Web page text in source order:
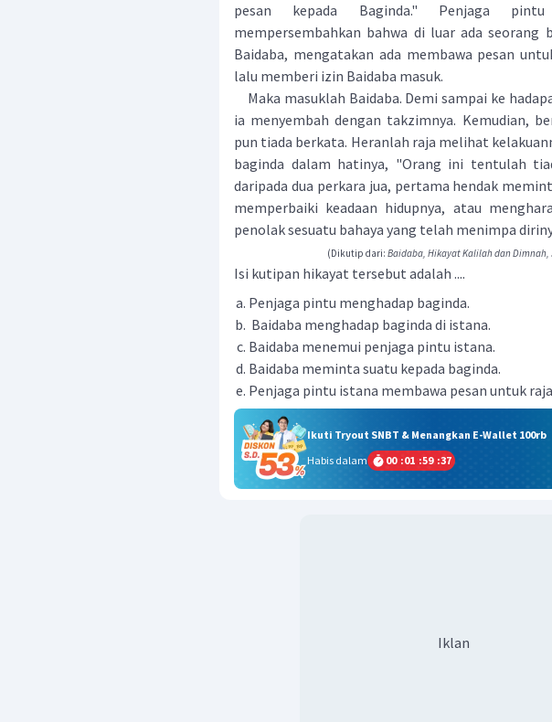
pesan kepada Baginda." Penjaga
mempersembahkan bahwa di luar ada seorang
Baidaba, mengatakan ada membawa pesan
lalu memberi izin Baidaba masuk.
Maka masuklah Baidaba. Demi sampai ke
ia menyembah dengan takzimnya. Kemudian,
pun tiada berkata. Heranlah raja melihat
baginda dalam hatinya, "Orang ini tentulah
daripada dua perkara jua, pertama hendak
memperbaiki keadaan hidupnya, atau
penolak sesuatu bahaya yang telah menimpa
(Dikutip dari: Baidaba, Hikayat Kalilah dan Dimnah,
Isi kutipan hikayat tersebut adalah ....
Penjaga pintu menghadap baginda.
Baidaba menghadap baginda di istana.
Baidaba menemui penjaga pintu istana.
Baidaba meminta suatu kepada baginda.
Penjaga pintu istana membawa pesan untuk
Ikuti Tryout SNBT & Menangkan E-Wallet 100rb
Habis dalam
00 :01 :59 :36
Iklan